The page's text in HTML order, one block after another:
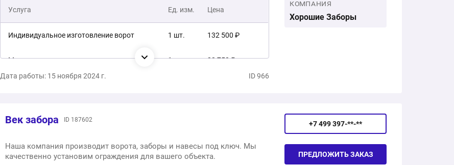
Услуга Ед. изм. Цена
Индивидуальное изготовление ворот 1 шт. 132 500 ₽
Монтаж под ключ 1 услуга 22 750 ₽
Дата работы: 15 ноября 2024 г. ID 966
КОМПАНИЯ
Хорошие Заборы
Век забора ID 187602
Наша компания производит ворота, заборы и навесы под ключ. Мы
качественно установим ограждения для вашего объекта.
+7 499 397-**-**
ПРЕДЛОЖИТЬ ЗАКАЗ